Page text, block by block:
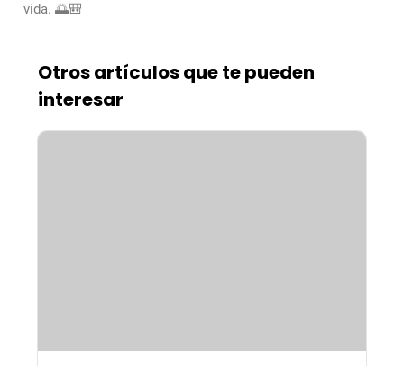
vida. 🌅🎒
Otros artículos que te pueden
interesar